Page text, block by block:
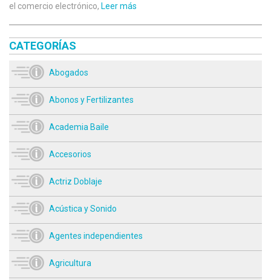
el comercio electrónico, Leer más
CATEGORÍAS
Abogados
Abonos y Fertilizantes
Academia Baile
Accesorios
Actriz Doblaje
Acústica y Sonido
Agentes independientes
Agricultura